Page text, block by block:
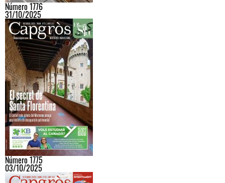
Número 1776
31/10/2025
Número 1775
03/10/2025